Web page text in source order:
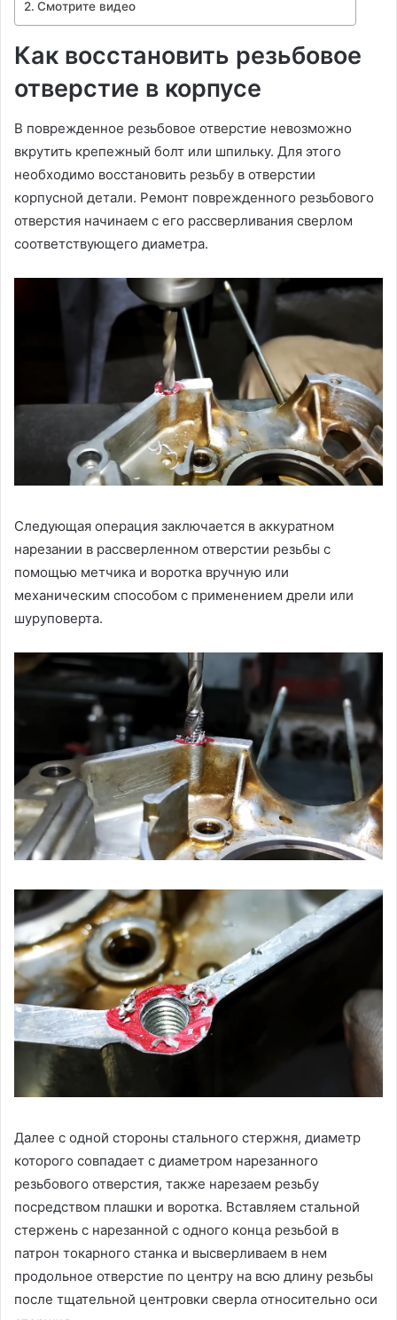
Смотрите видео
Как восстановить резьбовое
отверстие в корпусе
В поврежденное резьбовое отверстие невозможно
вкрутить крепежный болт или шпильку. Для этого
необходимо восстановить резьбу в отверстии
корпусной детали. Ремонт поврежденного резьбового
отверстия начинаем с его рассверливания сверлом
соответствующего диаметра.
Следующая операция заключается в аккуратном
нарезании в рассверленном отверстии резьбы с
помощью метчика и воротка вручную или
механическим способом с применением дрели или
шуруповерта.
Далее с одной стороны стального стержня, диаметр
которого совпадает с диаметром нарезанного
резьбового отверстия, также нарезаем резьбу
посредством плашки и воротка. Вставляем стальной
стержень с нарезанной с одного конца резьбой в
патрон токарного станка и высверливаем в нем
продольное отверстие по центру на всю длину резьбы
после тщательной центровки сверла относительно оси